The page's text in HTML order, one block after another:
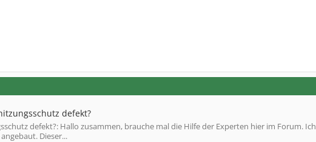
defekt?
defekt?: Hallo zusammen, brauche mal die Hilfe der Experten hier im Forum. Ich
Dieser...